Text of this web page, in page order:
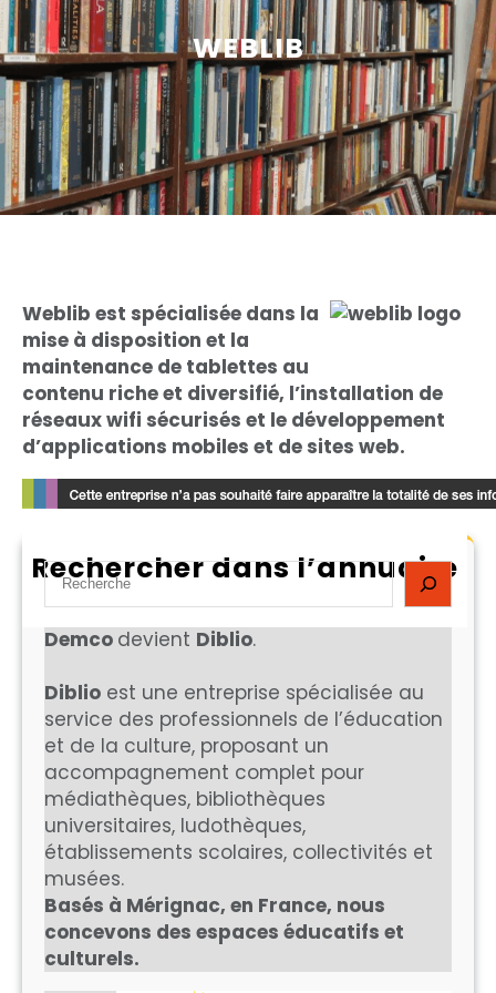
WEBLIB
Weblib est spécialisée dans la
mise à disposition et la
maintenance de tablettes au
contenu riche et diversifié, l’installation de
réseaux wifi sécurisés et le développement
d’applications mobiles et de sites web.
Rechercher dans l’annuaire
S
e
a
r
c
h
Demco devient Diblio.
Diblio est une entreprise spécialisée au
service des professionnels de l’éducation
et de la culture, proposant un
accompagnement complet pour
médiathèques, bibliothèques
universitaires, ludothèques,
établissements scolaires, collectivités et
musées.
Basés à Mérignac, en France, nous
concevons des espaces éducatifs et
culturels.